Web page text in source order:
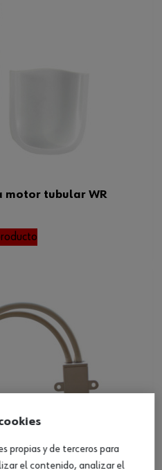
motor tubular WR
propias y de terceros para
el contenido, analizar el